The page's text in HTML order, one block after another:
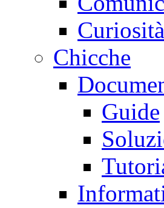
Curiosità
Chicche
Guide